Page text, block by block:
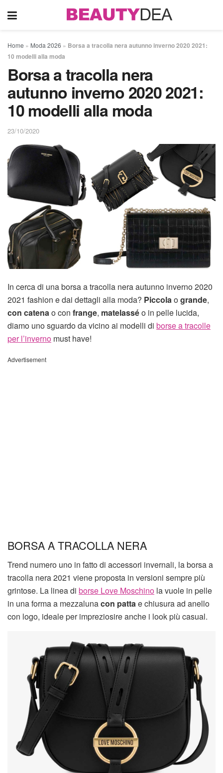
Home » Moda 2026 » Borsa a tracolla nera autunno inverno 2020 2021:
10 modelli alla moda
Borsa a tracolla nera
autunno inverno 2020 2021:
10 modelli alla moda
23/10/2020
In cerca di una borsa a tracolla nera autunno inverno 2020
2021 fashion e dai dettagli alla moda? Piccola ogrande,
con catena o con frange, matelasséo in pelle lucida,
diamo uno sguardo da vicino ai modelli di borse a tracolle
per l’inverno must have!
Advertisement
BORSA A TRACOLLA NERA
Trend numero uno in fatto di accessori invernali, la borsa a
tracolla nera 2021 viene proposta in versioni sempre più
grintose. La linea di borse Love Moschino la vuole in pelle
in una forma a mezzalunacon pattae chiusura ad anello
con logo, ideale per impreziosire anche i look più casual.